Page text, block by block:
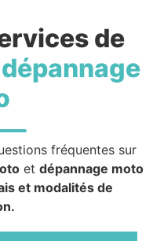
de
fréquentes sur
et dépannage moto
et modalités de